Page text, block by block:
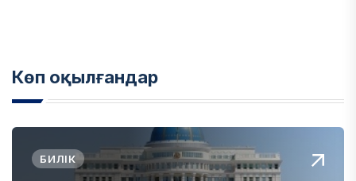
Көп оқылғандар
БИЛІК